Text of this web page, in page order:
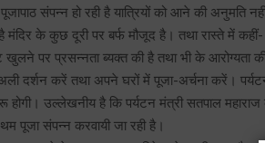
संपन्न हो रही है यात्रियों को आने की
मंदिर के कुछ दूरी पर बर्फ मौजूद है। तथा रास्ते में
पर प्रसन्नता ब्यक्त की है तथा भी के आरोग्यता की
दर्शन करें तथा अपने घरों में पूजा-अर्चना करें।
होगी। उल्लेखनीय है कि पर्यटन मंत्री सतपाल
पूजा संपन्न करवायी जा रही है।